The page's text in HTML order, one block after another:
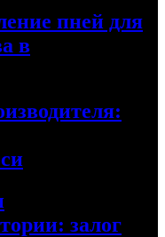
пней для
в
залог